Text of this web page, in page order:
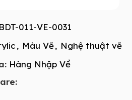
011-VE-0031
, Màu Vẽ, Nghệ thuật vẽ
Hàng Nhập Về